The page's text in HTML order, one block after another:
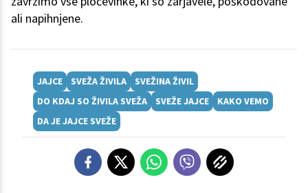
ali napihnjene.
JAJCE SVEŽA ŽIVILA
SVEŽINA ŽIVIL
DO KDAJ SO ŽIVILA SVEŽA
SVEŽE JAJCE
KAKO VEMO
DA JE JAJCE SVEŽE